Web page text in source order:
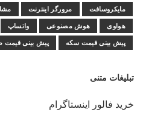
مایکروسافت مرورگر اینترنت
هواوی هوش مصنوعی واتساپ
پیش بینی قیمت سکه پیش بینی قیمت
تبلیغات متنی
خرید فالور اینستاگرام